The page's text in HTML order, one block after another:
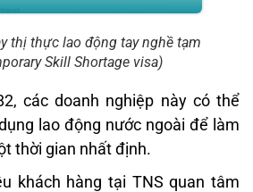
thị thực lao động tay nghề tạm
Skill Shortage visa)
các doanh nghiệp này có thể
lao động nước ngoài để làm
thời gian nhất định.
khách hàng tại TNS quan tâm